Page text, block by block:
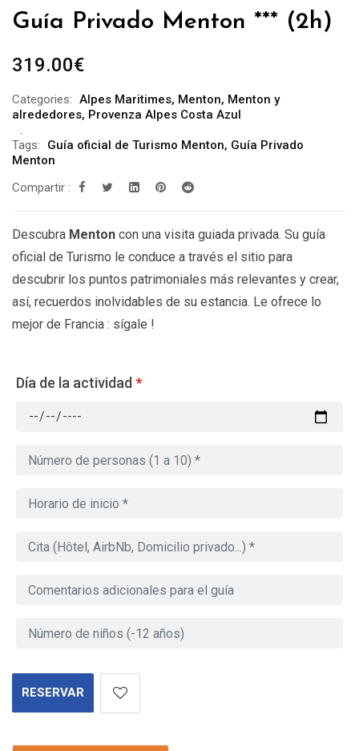
Guía Privado Menton *** (2h)
319.00€
Categories: Alpes Maritimes, Menton, Menton y
alrededores, Provenza Alpes Costa Azul
Tags: Guía oficial de Turismo Menton, Guía Privado
Menton
Compartir :
Descubra Menton con una visita guiada privada. Su guía
oficial de Turismo le conduce a través el sitio para
descubrir los puntos patrimoniales más relevantes y crear,
así, recuerdos inolvidables de su estancia. Le ofrece lo
mejor de Francia : sígale !
Día de la actividad *
RESERVAR